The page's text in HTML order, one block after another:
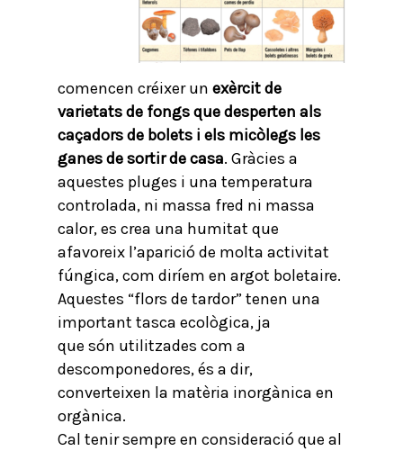
comencen créixer un exèrcit de
varietats de fongs que desperten als
caçadors de bolets i els micòlegs les
ganes de sortir de casa. Gràcies a
aquestes pluges i una temperatura
controlada, ni massa fred ni massa
calor, es crea una humitat que
afavoreix l’aparició de molta activitat
fúngica, com diríem en argot boletaire.
Aquestes “flors de tardor” tenen una
important tasca ecològica, ja
que són utilitzades com a
descomponedores, és a dir,
converteixen la matèria inorgànica en
orgànica.
Cal tenir sempre en consideració que al